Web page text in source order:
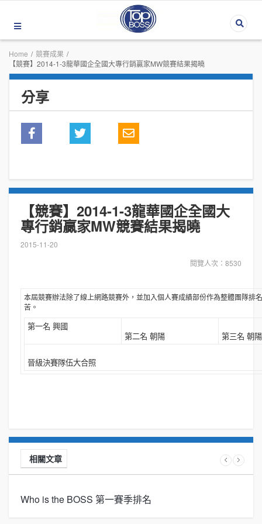
Home / 競賽成果 /
【競賽】2014-1-3龍華國企全國大專行銷贏家MW競賽結果揭曉
分享
【競賽】2014-1-3龍華國企全國大
專行銷贏家MW競賽結果揭曉
2015-11-20
閱覽人次：8530
本屆競賽辦法除了線上網路競賽外，並加入個人賽成績部份作為整體團隊
苦。
第一名 興國
第二名 朝陽
第三名 朝陽
晉級決賽隊伍大合照
相關文章
Who is the BOSS 第一賽季排名